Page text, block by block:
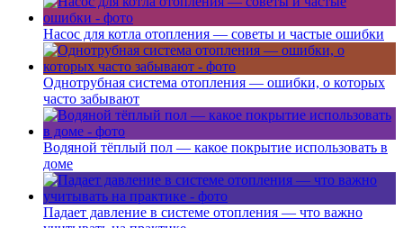
Насос для котла отопления — советы и частые ошибки
Однотрубная система отопления — ошибки, о которых
часто забывают
Водяной тёплый пол — какое покрытие использовать в
доме
Падает давление в системе отопления — что важно